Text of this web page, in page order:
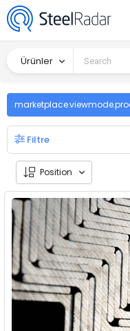
Ürünler
Filtre
Position